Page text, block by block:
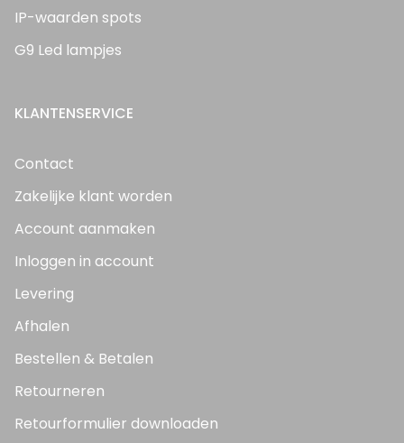
IP-waarden spots
G9 Led lampjes
KLANTENSERVICE
Contact
Zakelijke klant worden
Account aanmaken
Inloggen in account
Levering
Afhalen
Bestellen & Betalen
Retourneren
Retourformulier downloaden